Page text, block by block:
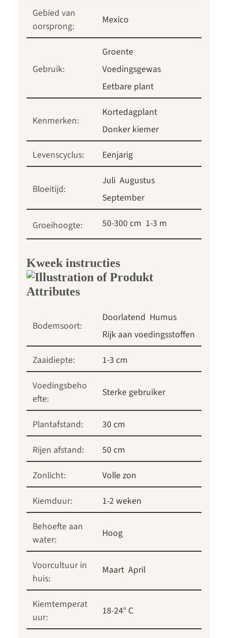
Gebied van
oorsprong:
Mexico
Gebruik:
Groente
Voedingsgewas
Eetbare plant
Kenmerken:
Kortedagplant
Donker kiemer
Levenscyclus:
Eenjarig
Bloeitijd:
Juli Augustus
September
Groeihoogte: 50-300 cm 1-3 m
Kweek instructies
Bodemsoort:
Doorlatend Humus
Rijk aan voedingsstoffen
Zaaidiepte:
1-3 cm
Voedingsbeho
efte:
Sterke gebruiker
Plantafstand:
30 cm
Rijen afstand:
50 cm
Zonlicht:
Volle zon
Kiemduur:
1-2 weken
Behoefte aan
water:
Hoog
Voorcultuur in
huis:
Maart April
Kiemtemperat
uur:
18-24° C